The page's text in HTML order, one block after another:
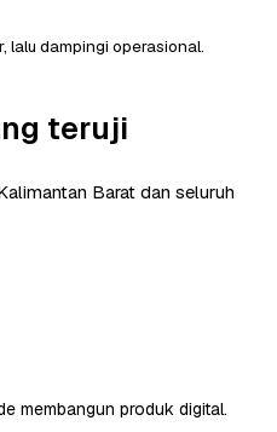
lalu dampingi operasional.
teruji
Barat dan seluruh
membangun produk digital.